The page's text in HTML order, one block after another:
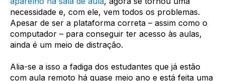
necessidade e, com ele, vem todos os problemas.
Apesar de ser a plataforma correta – assim como o
computador – para conseguir ter acesso às aulas,
ainda é um meio de distração.
Alia-se a isso a fadiga dos estudantes que já estão
com aula remoto há quase meio ano e está feita uma